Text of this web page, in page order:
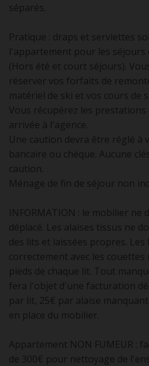
séparés.
Pratique : draps et serviettes
l'appartement pour les séjours
(Hors été et court séjours).
réserver vos forfaits de
matériel de ski et vos cours de
Vous récupérez les prestations
arrivée à l'agence.
Une caution devra être réglé à
bancaire ou chèque. Aucune
caution.
Ménage de fin de séjour non
INFORMATION : le mobilier ne
déplacé. Les alaises tissus ne
des lits et laissées propres.
correctement avec les
pieds de chaque lit. Tout
fera l'objet d'une facturation
par lit, 25€ par alaise
en place du mobilier.
Appartement NON FUMEUR :
de 300€ pour nettoyage de